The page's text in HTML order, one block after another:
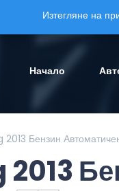
Изтегляне на
Начало
Бензин